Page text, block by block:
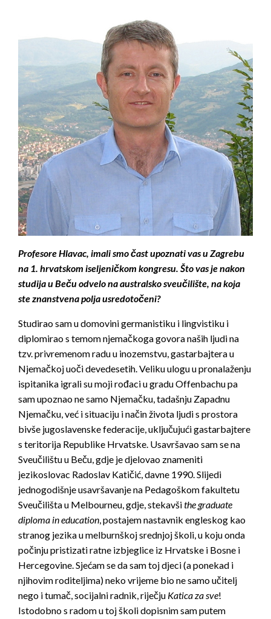
Profesore Hlavac, imali smo čast upoznati vas u Zagrebu
na 1. hrvatskom iseljeničkom kongresu. Što vas je nakon
studija u Beču odvelo na australsko sveučilište, na koja
ste znanstvena polja usredotočeni?
Studirao sam u domovini germanistiku i lingvistiku i
diplomirao s temom njemačkoga govora naših ljudi na
tzv. privremenom radu u inozemstvu, gastarbajtera u
Njemačkoj uoči devedesetih. Veliku ulogu u pronalaženju
ispitanika igrali su moji rođaci u gradu Offenbachu pa
sam upoznao ne samo Njemačku, tadašnju Zapadnu
Njemačku, već i situaciju i način života ljudi s prostora
bivše jugoslavenske federacije, uključujući gastarbajtere
s teritorija Republike Hrvatske. Usavršavao sam se na
Sveučilištu u Beču, gdje je djelovao znameniti
jezikoslovac Radoslav Katičić, davne 1990. Slijedi
jednogodišnje usavršavanje na Pedagoškom fakultetu
Sveučilišta u Melbourneu, gdje, stekavšithe graduate
diploma in education, postajem nastavnik engleskog kao
stranog jezika u melburnškoj srednjoj školi, u koju onda
počinju pristizati ratne izbjeglice iz Hrvatske i Bosne i
Hercegovine. Sjećam se da sam toj djeci (a ponekad i
njihovim roditeljima) neko vrijeme bio ne samo učitelj
nego i tumač, socijalni radnik, riječju Katica za sve!
Istodobno s radom u toj školi dopisnim sam putem